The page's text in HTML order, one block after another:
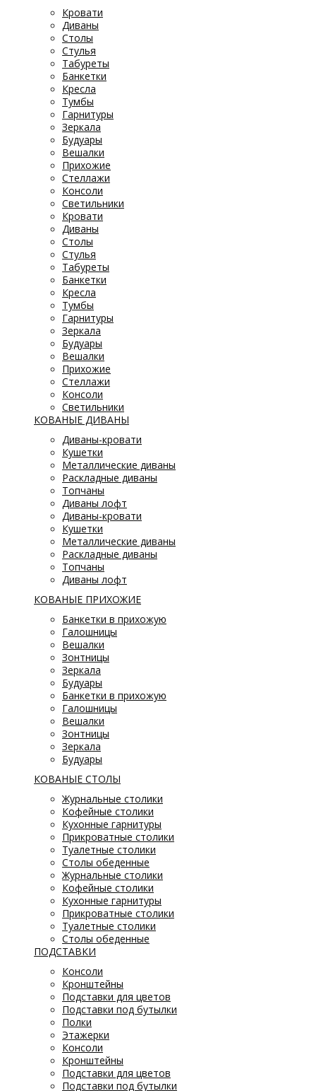
Кровати
Диваны
Столы
Стулья
Табуреты
Банкетки
Кресла
Тумбы
Гарнитуры
Зеркала
Будуары
Вешалки
Прихожие
Стеллажи
Консоли
Светильники
Кровати
Диваны
Столы
Стулья
Табуреты
Банкетки
Кресла
Тумбы
Гарнитуры
Зеркала
Будуары
Вешалки
Прихожие
Стеллажи
Консоли
Светильники
КОВАНЫЕ ДИВАНЫ
Диваны-кровати
Кушетки
Металлические диваны
Раскладные диваны
Топчаны
Диваны лофт
Диваны-кровати
Кушетки
Металлические диваны
Раскладные диваны
Топчаны
Диваны лофт
КОВАНЫЕ ПРИХОЖИЕ
Банкетки в прихожую
Галошницы
Вешалки
Зонтницы
Зеркала
Будуары
Банкетки в прихожую
Галошницы
Вешалки
Зонтницы
Зеркала
Будуары
КОВАНЫЕ СТОЛЫ
Журнальные столики
Кофейные столики
Кухонные гарнитуры
Прикроватные столики
Туалетные столики
Столы обеденные
Журнальные столики
Кофейные столики
Кухонные гарнитуры
Прикроватные столики
Туалетные столики
Столы обеденные
ПОДСТАВКИ
Консоли
Кронштейны
Подставки для цветов
Подставки под бутылки
Полки
Этажерки
Консоли
Кронштейны
Подставки для цветов
Подставки под бутылки